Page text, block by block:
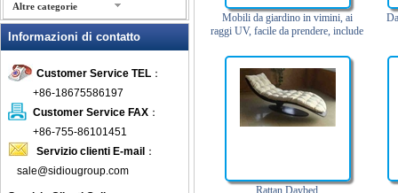
Altre categorie
Mobili da giardino in rattan
Mobili di bambù per esterni
Mobili di lusso per esterni
mobili in legno per esterni
Mobili in teak
Mosaico mobili da giardino
Panche invasatura
Panchina da giardino
Informazioni di contatto
Customer Service TEL ：
+86-18675586197
Customer Service FAX ：
+86-755-86101451
Servizio clienti E-mail ：
sale@sidiougroup.com
Mobili da giardino in vimini, ai
raggi UV, facile da prendere, include
Rattan Daybed